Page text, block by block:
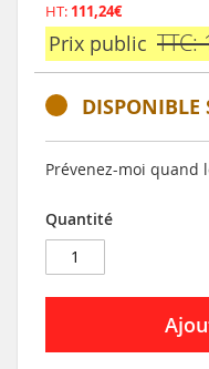
HT: 111,24€
Prix public TTC:
DISPONIBLE
Prévenez-moi quand
Quantité